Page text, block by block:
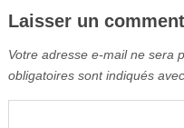
Laisser un
Votre adresse e-mail ne sera
obligatoires sont indiqués avec